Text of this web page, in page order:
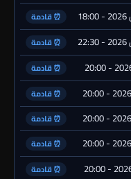
⏰ قادمة
⏰ قادمة
⏰ قادمة
⏰ قادمة
⏰ قادمة
⏰ قادمة
⏰ قادمة